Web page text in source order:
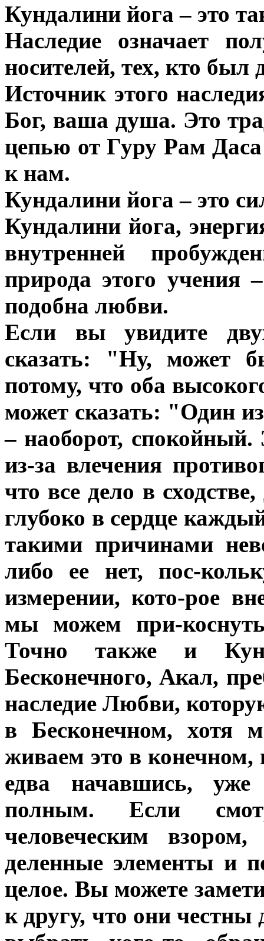
Кундалини йога – это
Наследие означает
носителей, тех, кто был
Источник этого
Бог, ваша душа. Это
цепью от Гуру Рам
к нам.
Кундалини йога – это
Кундалини йога,
внутренней
природа этого учения
подобна любви.
Если вы увидите
сказать: "Ну, может
потому, что оба
может сказать: "Один
– наоборот,
из-за влечения
что все дело в
глубоко в сердце
такими причинами
либо ее нет, пос-
измерении, кото-рое
мы можем при-
Точно также и
Бесконечного, Акал,
наследие Любви,
в Бесконечном, хотя
живаем это в
едва начавшись,
полным. Если
человеческим
деленные элементы и
целое. Вы можете
к другу, что они честны